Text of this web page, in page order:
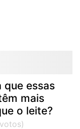
que essas
mais
o leite?